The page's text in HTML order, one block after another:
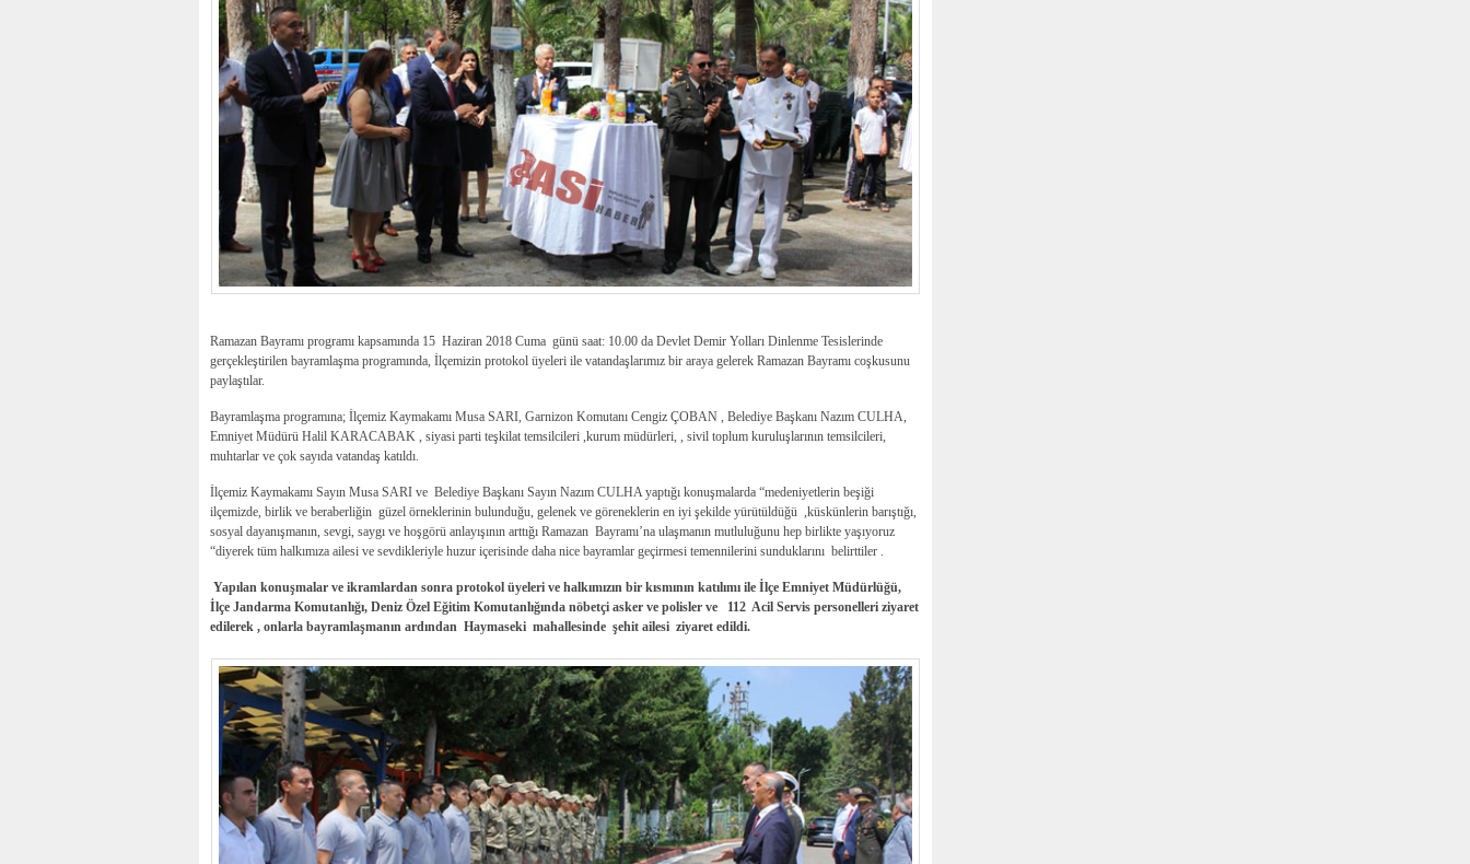
Ramazan Bayramı programı kapsamında 15 Haziran 2018 Cuma günü saat: 10.00 da Devlet Demir Yolları Dinlenme Tesislerinde
gerçekleştirilen bayramlaşma programında, İlçemizin protokol üyeleri ile vatandaşlarımız bir araya gelerek Ramazan Bayramı coşkusunu
paylaştılar.
Bayramlaşma programına; İlçemiz Kaymakamı Musa SARI, Garnizon Komutanı Cengiz ÇOBAN , Belediye Başkanı Nazım CULHA,
Emniyet Müdürü Halil KARACABAK , siyasi parti teşkilat temsilcileri ,kurum müdürleri, , sivil toplum kuruluşlarının temsilcileri,
muhtarlar ve çok sayıda vatandaş katıldı.
İlçemiz Kaymakamı Sayın Musa SARI ve Belediye Başkanı Sayın Nazım CULHA yaptığı konuşmalarda “medeniyetlerin beşiği
ilçemizde, birlik ve beraberliğin güzel örneklerinin bulunduğu, gelenek ve göreneklerin en iyi şekilde yürütüldüğü ,küskünlerin barıştığı,
sosyal dayanışmanın, sevgi, saygı ve hoşgörü anlayışının arttığı Ramazan Bayramı’na ulaşmanın mutluluğunu hep birlikte yaşıyoruz
“diyerek tüm halkımıza ailesi ve sevdikleriyle huzur içerisinde daha nice bayramlar geçirmesi temennilerini sunduklarını belirttiler .
Yapılan konuşmalar ve ikramlardan sonra protokol üyeleri ve halkımızın bir kısmının katılımı ile İlçe Emniyet Müdürlüğü,
İlçe Jandarma Komutanlığı, Deniz Özel Eğitim Komutanlığında nöbetçi asker ve polisler ve 112 Acil Servis personelleri ziyaret
edilerek , onlarla bayramlaşmanın ardından Haymaseki mahallesinde şehit ailesi ziyaret edildi.